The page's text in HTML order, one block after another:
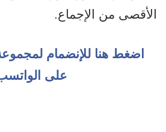
الأقصى من الإجماع.
اضغط هنا للإنضمام
على